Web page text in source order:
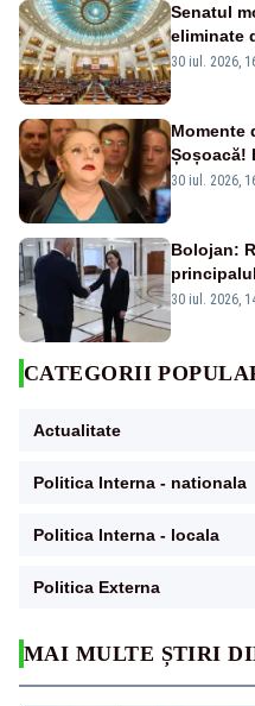
MAI MULTE ȘTIRI
Senatul
eliminate
30 iul. 2026,
Momente
Șoșoacă!
un
30 iul. 2026,
Bolojan:
Moldova
30 iul. 2026,
CATEGORII
Actualitate
Politica Interna - nationala
Politica Interna - locala
Politica Externa